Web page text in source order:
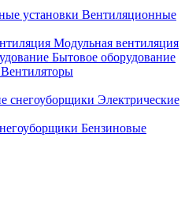
Вентиляционные
Модульная вентиляция
Бытовое оборудование
Вентиляторы
Электрические
Бензиновые